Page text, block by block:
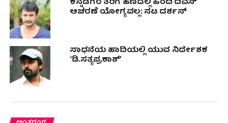
ಆಚರಣೆ ಯೋಗ್ಯವಲ್ಲ: ನಟ ದರ್ಶನ್
ಸಾಧನೆಯ ಹಾದಿಯಲ್ಲಿ ಯುವ ನಿರ್ದೇಶಕ
‘ಡಿ.ಸತ್ಯಪ್ರಕಾಶ್’